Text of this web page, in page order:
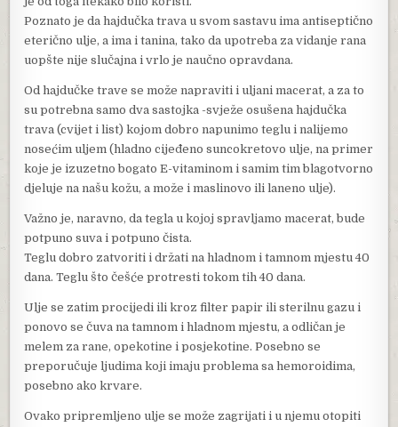
Poznato je da hajdučka trava u svom sastavu ima antiseptično
eterično ulje, a ima i tanina, tako da upotreba za vidanje rana
uopšte nije slučajna i vrlo je naučno opravdana.
Od hajdučke trave se može napraviti i uljani macerat, a za to
su potrebna samo dva sastojka -svježe osušena hajdučka
trava (cvijet i list) kojom dobro napunimo teglu i nalijemo
nosećim uljem (hladno cijeđeno suncokretovo ulje, na primer
koje je izuzetno bogato E-vitaminom i samim tim blagotvorno
djeluje na našu kožu, a može i maslinovo ili laneno ulje).
Važno je, naravno, da tegla u kojoj spravljamo macerat, bude
potpuno suva i potpuno čista.
Teglu dobro zatvoriti i držati na hladnom i tamnom mjestu 40
dana. Teglu što češće protresti tokom tih 40 dana.
Ulje se zatim procijedi ili kroz filter papir ili sterilnu gazu i
ponovo se čuva na tamnom i hladnom mjestu, a odličan je
melem za rane, opekotine i posjekotine. Posebno se
preporučuje ljudima koji imaju problema sa hemoroidima,
posebno ako krvare.
Ovako pripremljeno ulje se može zagrijati i u njemu otopiti